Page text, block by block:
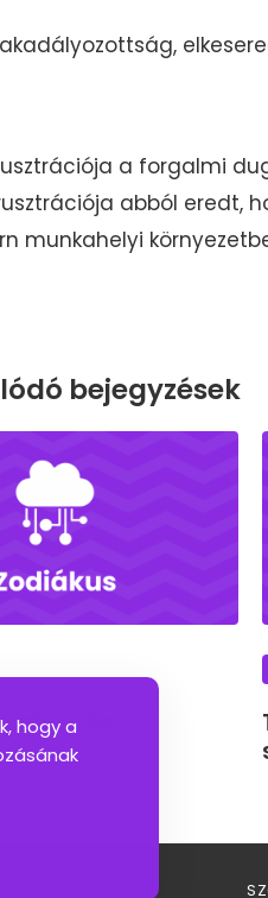
akadályozottság,
a forgalmi
abból eredt,
munkahelyi
bejegyzések
és
hogy a